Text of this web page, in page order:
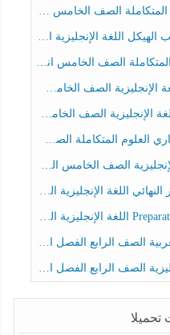
الخامس انسبير الفصل الثالث
الصف الخامس انسبير الفصل الثالث
الصف الخامس الفصل الثالث
الصف الخامس عام الفصل الثالث
الصف الرابع الفصل الثالث
الصف الرابع الفصل الثالث
الصف الرابع الفصل الثالث
تحميلا